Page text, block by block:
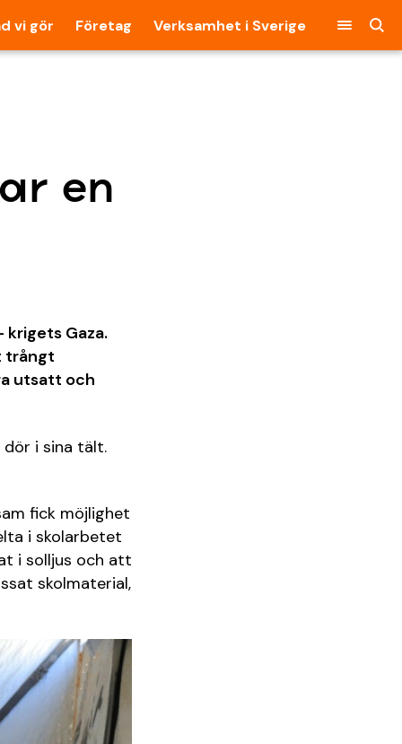
vi gör Företag Verksamhet i Sverige
en
krigets Gaza.
trångt
utsatt och
i sina tält.
fick möjlighet
i skolarbetet
i solljus och att
skolmaterial,